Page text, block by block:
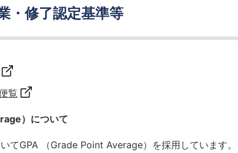
・修了認定基準等
覧
）について
てGPA （Grade Point Average）を採用しています。